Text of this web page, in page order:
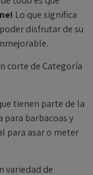
Lo que significa
disfrutar de su
corte de Categoría
tienen parte de la
para barbacoas y
para asar o meter
variedad de